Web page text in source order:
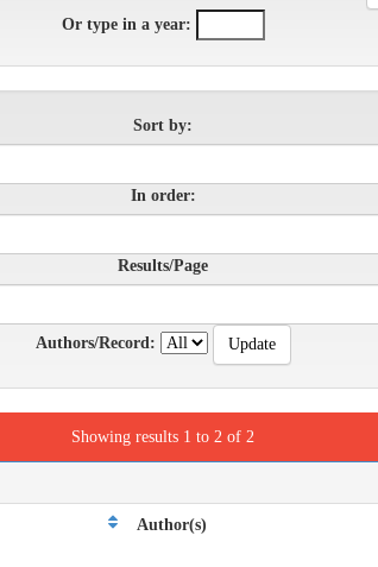
Or type in a year:
Sort by:
In order:
Results/Page
Authors/Record:
Showing results 1 to 2 of 2
Author(s)